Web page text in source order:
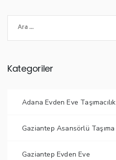
Kategoriler
Adana Evden Eve Taşımacılık
Gaziantep Asansörlü Taşıma
Gaziantep Evden Eve